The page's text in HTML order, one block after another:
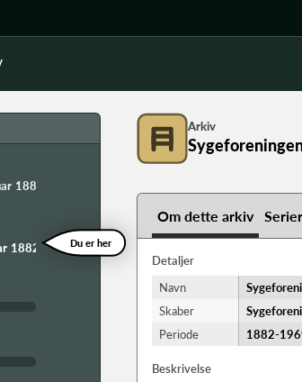
1882
1882s arkivDu er her
Arkiv
Om dette arkiv
Detaljer
Navn
Skaber
Periode
1882-​
Beskrivelse